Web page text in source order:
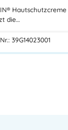
Hautschutzcreme
die…
39G14023001